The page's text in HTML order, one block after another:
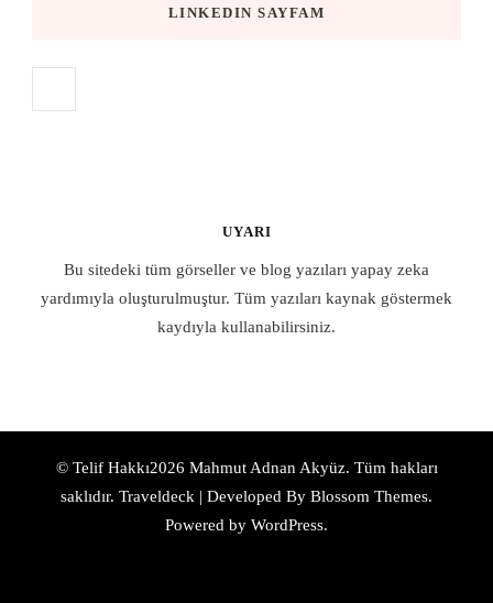
LINKEDIN SAYFAM
UYARI
Bu sitedeki tüm görseller ve blog yazıları yapay zeka
yardımıyla oluşturulmuştur. Tüm yazıları kaynak göstermek
kaydıyla kullanabilirsiniz.
© Telif Hakkı2026 Mahmut Adnan Akyüz. Tüm hakları
saklıdır. Traveldeck | Developed By Blossom Themes.
Powered by WordPress.